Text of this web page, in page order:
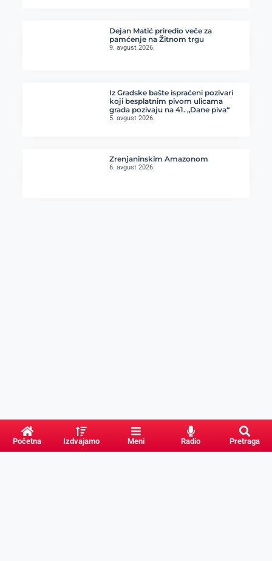
Dejan Matić priredio veče za
pamćenje na Žitnom trgu
9. avgust 2026.
Iz Gradske bašte ispraćeni pozivari
koji besplatnim pivom ulicama
grada pozivaju na 41. „Dane piva“
5. avgust 2026.
Zrenjaninskim Amazonom
6. avgust 2026.
Početna Izdvajamo Meni Radio Pretraga